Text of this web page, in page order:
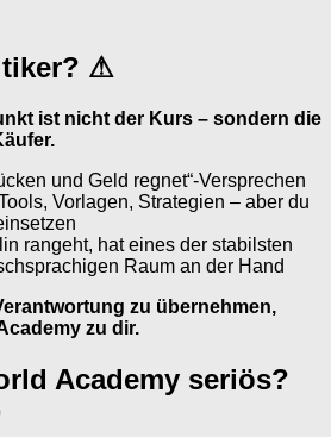
⚠
ist nicht der Kurs – sondern die
und Geld regnet“-Versprechen
Vorlagen, Strategien – aber du
rangeht, hat eines der stabilsten
Raum an der Hand
zu übernehmen,
zu dir.
Academy seriös?